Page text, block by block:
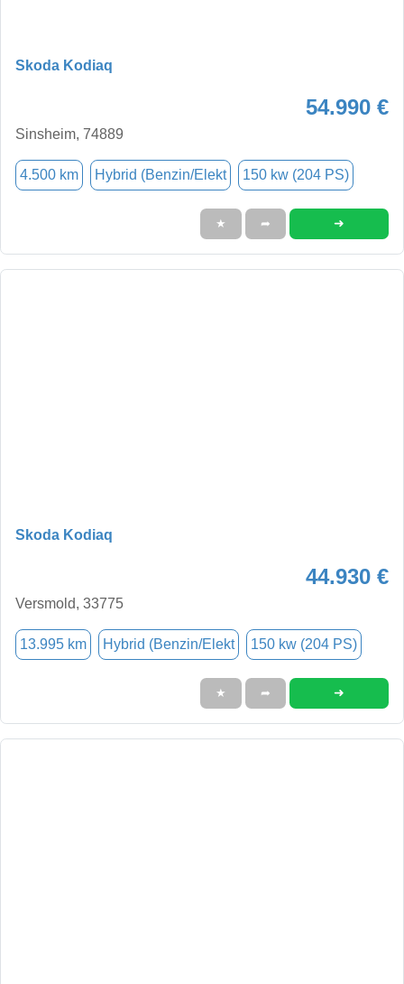
Skoda Kodiaq
54.990 €
Sinsheim, 74889
4.500 km Hybrid (Benzin/Elekt 150 kw (204 PS)
★ ➦ ➜
Skoda Kodiaq
44.930 €
Versmold, 33775
13.995 km Hybrid (Benzin/Elekt 150 kw (204 PS)
★ ➦ ➜